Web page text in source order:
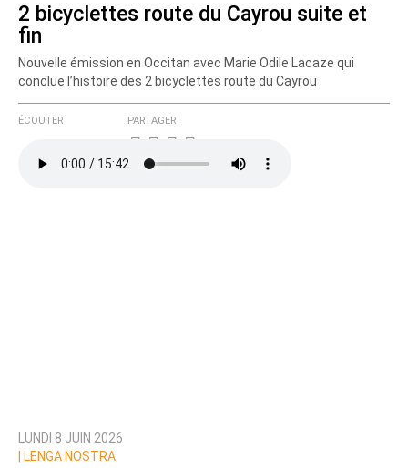
2 bicyclettes route du Cayrou suite et
fin
Nouvelle émission en Occitan avec Marie Odile Lacaze qui
conclue l’histoire des 2 bicyclettes route du Cayrou
ÉCOUTER PARTAGER
LUNDI 8 JUIN 2026
LENGA NOSTRA